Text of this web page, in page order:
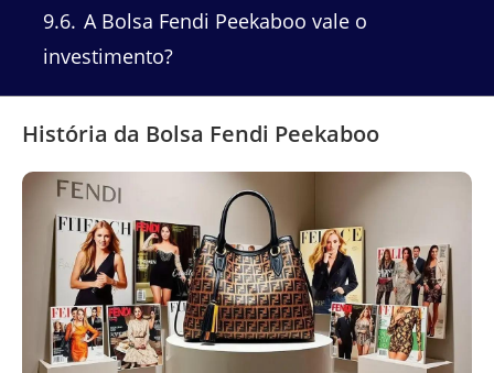
9.6 A Bolsa Fendi Peekaboo vale o
investimento?
História da Bolsa Fendi Peekaboo